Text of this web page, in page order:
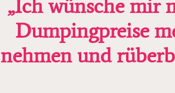
„Ich wünsche mir
Dumpingpreise
nehmen und